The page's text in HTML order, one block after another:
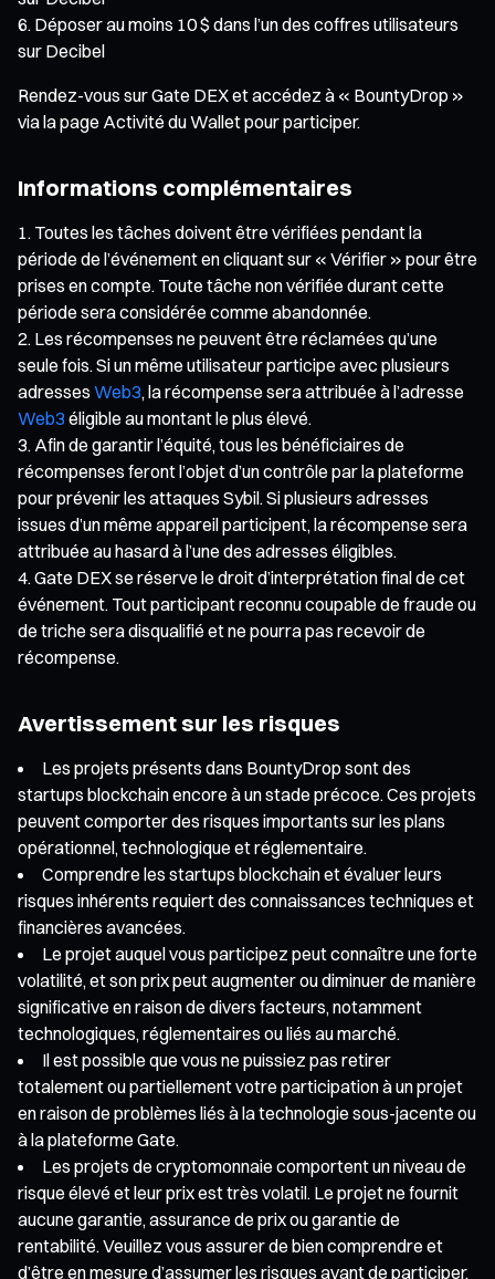
Déposer au moins 10 $ dans l’un des coffres utilisateurs
sur Decibel
Rendez-vous sur Gate DEX et accédez à « BountyDrop »
via la page Activité du Wallet pour participer.
Informations complémentaires
Toutes les tâches doivent être vérifiées pendant la
période de l’événement en cliquant sur « Vérifier » pour être
prises en compte. Toute tâche non vérifiée durant cette
période sera considérée comme abandonnée.
Les récompenses ne peuvent être réclamées qu’une
seule fois. Si un même utilisateur participe avec plusieurs
adresses Web3, la récompense sera attribuée à l’adresse
Web3 éligible au montant le plus élevé.
Afin de garantir l’équité, tous les bénéficiaires de
récompenses feront l’objet d’un contrôle par la plateforme
pour prévenir les attaques Sybil. Si plusieurs adresses
issues d’un même appareil participent, la récompense sera
attribuée au hasard à l’une des adresses éligibles.
Gate DEX se réserve le droit d’interprétation final de cet
événement. Tout participant reconnu coupable de fraude ou
de triche sera disqualifié et ne pourra pas recevoir de
récompense.
Avertissement sur les risques
Les projets présents dans BountyDrop sont des
startups blockchain encore à un stade précoce. Ces projets
peuvent comporter des risques importants sur les plans
opérationnel, technologique et réglementaire.
Comprendre les startups blockchain et évaluer leurs
risques inhérents requiert des connaissances techniques et
financières avancées.
Le projet auquel vous participez peut connaître une forte
volatilité, et son prix peut augmenter ou diminuer de manière
significative en raison de divers facteurs, notamment
technologiques, réglementaires ou liés au marché.
Il est possible que vous ne puissiez pas retirer
totalement ou partiellement votre participation à un projet
en raison de problèmes liés à la technologie sous-jacente ou
à la plateforme Gate.
Les projets de cryptomonnaie comportent un niveau de
risque élevé et leur prix est très volatil. Le projet ne fournit
aucune garantie, assurance de prix ou garantie de
rentabilité. Veuillez vous assurer de bien comprendre et
d’être en mesure d’assumer les risques avant de participer.